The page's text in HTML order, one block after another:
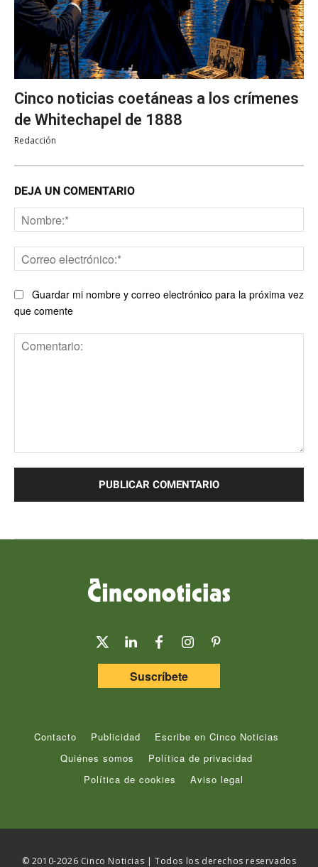
Cinco noticias coetáneas a los crímenes
de Whitechapel de 1888
Redacción
DEJA UN COMENTARIO
Guardar mi nombre y correo electrónico para la próxima vez
que comente
Suscríbete
Contacto Publicidad
Escribe en Cinco Noticias
Quiénes somos
Política de privacidad
Política de cookies
Aviso legal
© 2010-2026 Cinco Noticias | Todos los derechos reservados